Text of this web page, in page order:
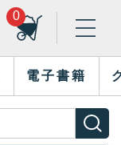
0
電子書籍